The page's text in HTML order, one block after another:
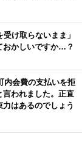
受け取らないまま」
おかしいですか…？
内会費の支払いを拒
言われました。正直
はあるのでしょう